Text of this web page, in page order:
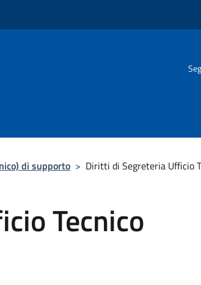
di supporto > Diritti di Segreteria Ufficio
Tecnico